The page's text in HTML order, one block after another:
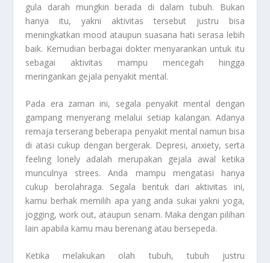
gula darah mungkin berada di dalam tubuh. Bukan
hanya itu, yakni aktivitas tersebut justru bisa
meningkatkan mood ataupun suasana hati serasa lebih
baik. Kemudian berbagai dokter menyarankan untuk itu
sebagai aktivitas mampu mencegah hingga
meringankan gejala penyakit mental.
Pada era zaman ini, segala penyakit mental dengan
gampang menyerang melalui setiap kalangan. Adanya
remaja terserang beberapa penyakit mental namun bisa
di atasi cukup dengan bergerak. Depresi, anxiety, serta
feeling lonely adalah merupakan gejala awal ketika
munculnya strees. Anda mampu mengatasi hanya
cukup berolahraga. Segala bentuk dari aktivitas ini,
kamu berhak memilih apa yang anda sukai yakni yoga,
jogging, work out, ataupun senam. Maka dengan pilihan
lain apabila kamu mau berenang atau bersepeda.
Ketika melakukan olah tubuh, tubuh justru